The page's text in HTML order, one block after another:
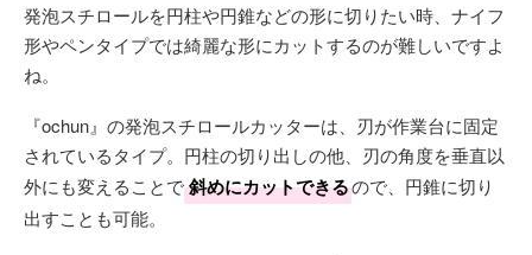
発泡スチロールを円柱や円錐などの形に切りたい時、ナイフ
形やペンタイプでは綺麗な形にカットするのが難しいですよ
ね。
『ochun』の発泡スチロールカッターは、刃が作業台に固定
されているタイプ。円柱の切り出しの他、刃の角度を垂直以
外にも変えることで斜めにカットできるので、円錐に切り
出すことも可能。